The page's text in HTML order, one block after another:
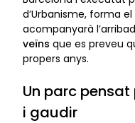
d’Urbanisme, forma
acompanyarà
veïns que es preveu
propers anys.
Un parc
i gaudir